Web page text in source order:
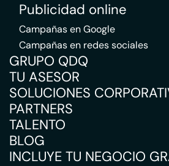
Publicidad online
Campañas en Google
Campañas en redes sociales
GRUPO QDQ
TU ASESOR
SOLUCIONES
PARTNERS
TALENTO
BLOG
INCLUYE TU NEGOCIO